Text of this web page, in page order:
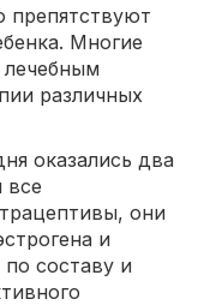
препятствуют
Многие
различных
оказались два
все
они
и
составу и